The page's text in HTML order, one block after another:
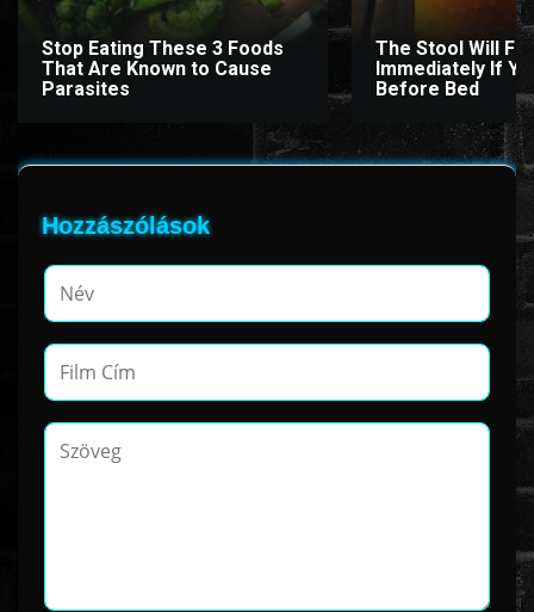
Stop Eating These 3 Foods
That Are Known to Cause
Parasites
The Stool Will Fly
Immediately If
Before Bed
Hozzászólások